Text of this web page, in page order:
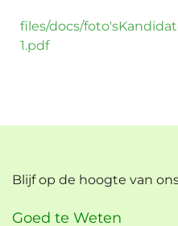
files/docs/
1.pdf
Blijf op de hoogte van
Goed te Weten